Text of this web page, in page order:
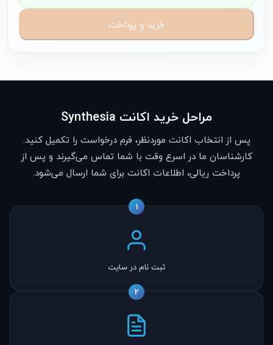
خرید و پرداخت
مراحل خرید اکانت Synthesia
پس از انتخاب اکانت موردنظر، فرم درخواست را تکمیل کنید.
کارشناسان ما در اسرع وقت با شما تماس می‌گیرند و پس از
پرداخت ریالی، اطلاعات اکانت برای شما ارسال می‌شود.
1
ثبت نام در سایت
2